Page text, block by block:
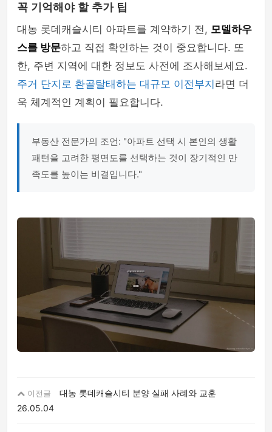
꼭 기억해야 할 추가 팁
대농 롯데캐슬시티 아파트를 계약하기 전, 모델하우
스를 방문하고 직접 확인하는 것이 중요합니다. 또
한, 주변 지역에 대한 정보도 사전에 조사해보세요.
주거 단지로 환골탈태하는 대규모 이전부지 라면 더
욱 체계적인 계획이 필요합니다.
부동산 전문가의 조언: "아파트 선택 시 본인의 생활
패턴을 고려한 평면도를 선택하는 것이 장기적인 만
족도를 높이는 비결입니다."
이전글
대농 롯데캐슬시티 분양 실패 사례와 교훈
26.05.04